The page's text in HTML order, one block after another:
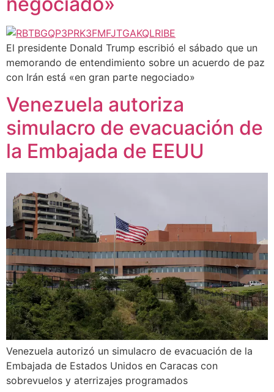
El presidente Donald Trump escribió el sábado que un
memorando de entendimiento sobre un acuerdo de paz
con Irán está «en gran parte negociado»
Venezuela autoriza
simulacro de evacuación de
la Embajada de EEUU
Venezuela autorizó un simulacro de evacuación de la
Embajada de Estados Unidos en Caracas con
sobrevuelos y aterrizajes programados